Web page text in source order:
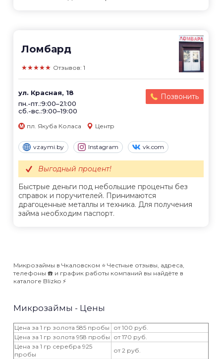
Ломбард
★★★★★ Отзывов: 1
ул. Красная, 18
пн.-пт.:9:00–21:00
сб.-вс.:9:00–19:00
Позвонить
пл. Якуба Коласа Центр
vzaymi.by Instagram vk.com
Быстрые деньги под небольшие проценты без
справок и поручителей. Принимаются
драгоценные металлы и техника. Для получения
займа необходим паспорт.
Выгодный процент!
Микрозаймы в Чкаловском ⭐️ Честные отзывы, адреса,
телефоны ☎️ и график работы компаний вы найдёте в
каталоге Blizko ⚡️
Микрозаймы - Цены
Цена за 1 гр золота 585 пробы
от 100 руб.
Цена за 1 гр золота 958 пробы от 170 руб.
Цена за 1 гр серебра 925
пробы
от 2 руб.